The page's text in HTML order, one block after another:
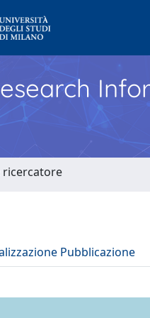
Pubblicazione